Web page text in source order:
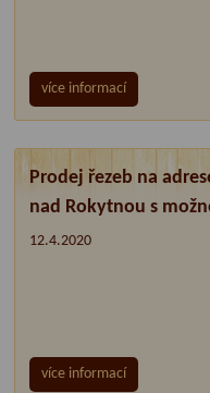
více informací
Prodej řezeb na
nad Rokytnou s
12.4.2020
více informací